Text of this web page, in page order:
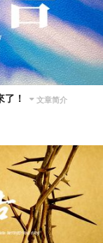
了！ 文章简介